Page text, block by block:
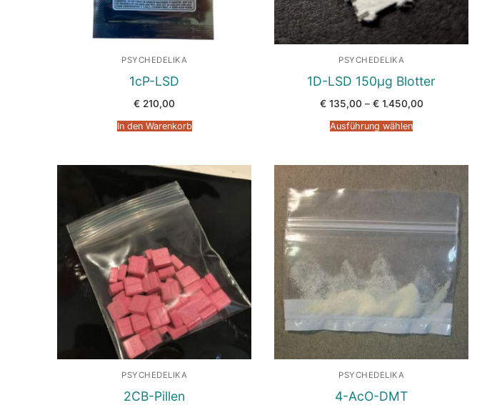
PSYCHEDELIKA
1cP-LSD
€ 210,00
In den Warenkorb
PSYCHEDELIKA
1D-LSD 150µg Blotter
€135,00 – €1.450,00Preisspanne:
Ausführung wählen
PSYCHEDELIKA
2CB-Pillen
PSYCHEDELIKA
4-AcO-DMT